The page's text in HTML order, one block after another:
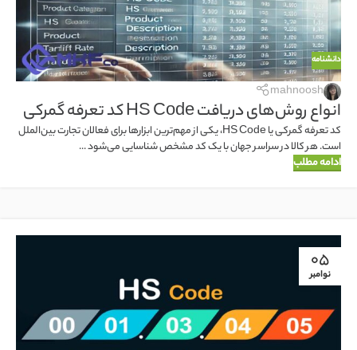
دانشنامه
mahnoosh
انواع روش‌های دریافت HS Code کد تعرفه گمرکی
کد تعرفه گمرکی یا HS Code، یکی از مهم‌ترین ابزارها برای فعالان تجارت بین‌الملل
است. هر کالا در سراسر جهان با یک کد مشخص شناسایی می‌شود ...
ادامه مطلب
05
نوامبر